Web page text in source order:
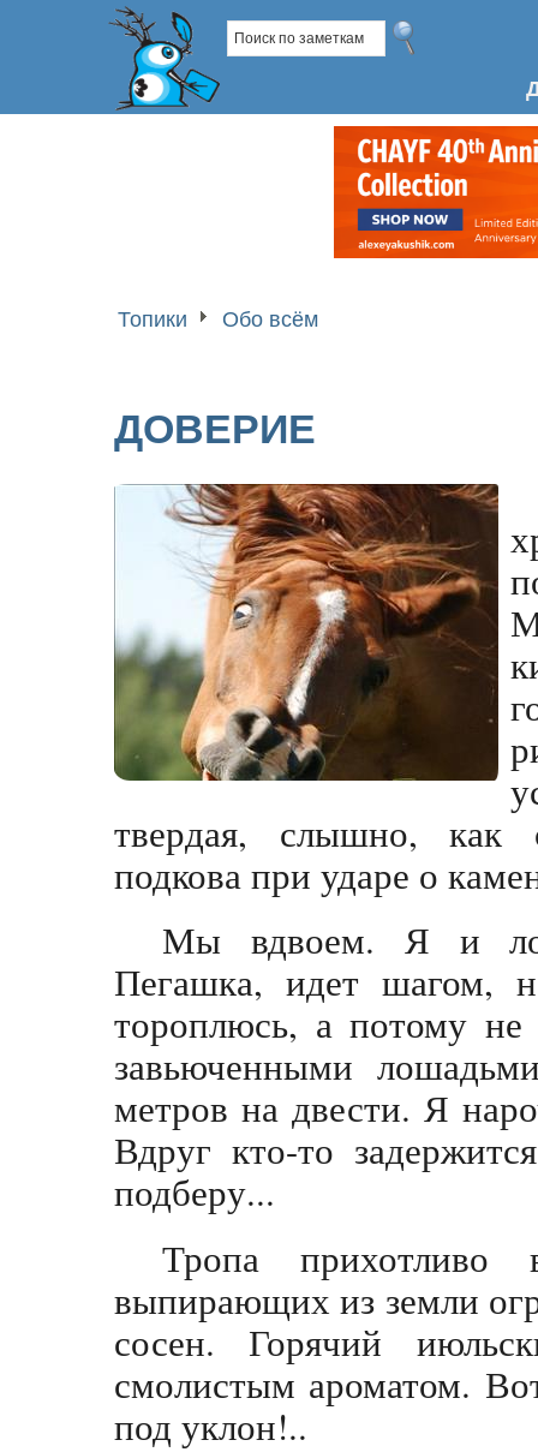
Топики Обо всём
ДОВЕРИЕ
твердая, слышно, как
подкова при ударе о
Мы вдвоем. Я и
Пегашка, идет шагом,
тороплюсь, а потому
завьюченными
метров на двести. Я
Вдруг кто-то
подберу...
Тропа
выпирающих из земли
сосен. Горячий
смолистым ароматом.
под уклон!..